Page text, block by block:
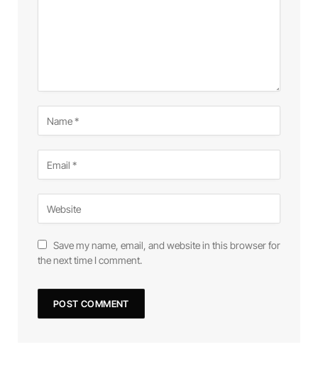
Save my name, email, and website in this browser for
the next time I comment.